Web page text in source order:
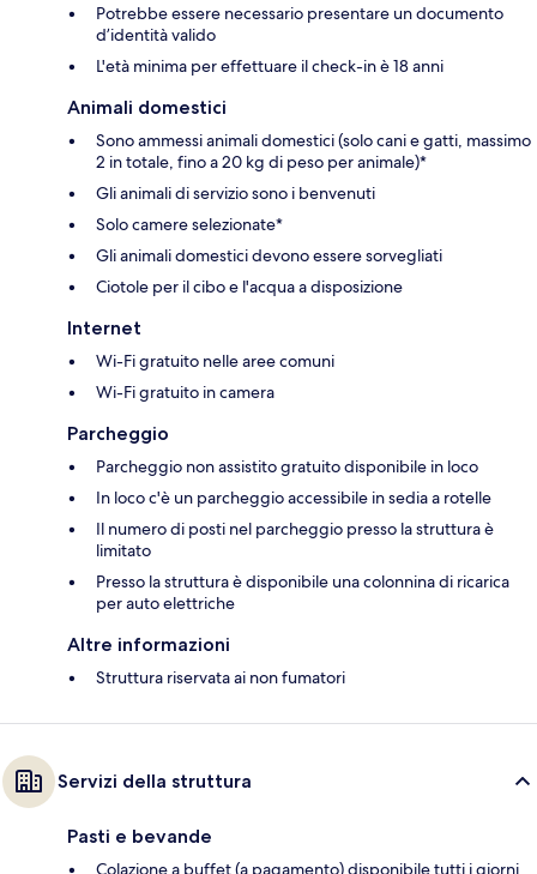
Potrebbe essere necessario presentare un documento
d’identità valido
L'età minima per effettuare il check-in è 18 anni
Animali domestici
Sono ammessi animali domestici (solo cani e gatti, massimo
2 in totale, fino a 20 kg di peso per animale)*
Gli animali di servizio sono i benvenuti
Solo camere selezionate*
Gli animali domestici devono essere sorvegliati
Ciotole per il cibo e l'acqua a disposizione
Internet
Wi-Fi gratuito nelle aree comuni
Wi-Fi gratuito in camera
Parcheggio
Parcheggio non assistito gratuito disponibile in loco
In loco c'è un parcheggio accessibile in sedia a rotelle
Il numero di posti nel parcheggio presso la struttura è
limitato
Presso la struttura è disponibile una colonnina di ricarica
per auto elettriche
Altre informazioni
Struttura riservata ai non fumatori
Servizi della struttura
Pasti e bevande
Colazione a buffet (a pagamento) disponibile tutti i giorni